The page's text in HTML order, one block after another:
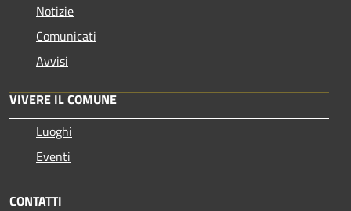
Notizie
Comunicati
Avvisi
VIVERE IL COMUNE
Luoghi
Eventi
CONTATTI